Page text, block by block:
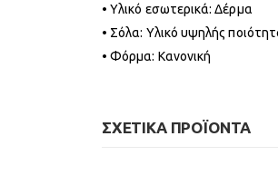
• Υλικό εσωτερικά: Δέρμα
• Σόλα: Υλικό υψηλής
• Φόρμα: Κανονική
ΣΧΕΤΙΚΆ ΠΡΟΪΌΝΤΑ